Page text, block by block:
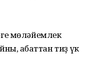
мөләйемлек
ҡабаттан тиҙ үк